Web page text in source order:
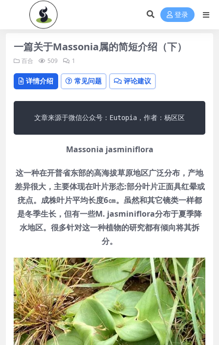
登录
一篇关于Massonia属的简短介绍（下）
百合 509 1
详情介绍 常见问题 评论建议
文章来源于微信公众号：Eutopia，作者：杨区区
Massonia jasminiflora
这一种在开普省东部的高海拔草原地区广泛分布，产地
差异很大，主要体现在叶片形态:部分叶片正面具红晕或
疣点。成株叶片平均长度6㎝。虽然和其它镜类一样都
是冬季生长，但有一些M. jasminiflora分布于夏季降
水地区。很多针对这一种植物的研究都有倾向将其拆
分。